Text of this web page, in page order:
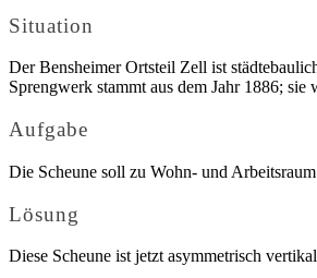
Situation
Der Bensheimer Ortsteil Zell ist
Sprengwerk stammt aus dem Jahr 1886;
Aufgabe
Die Scheune soll zu Wohn- und
Lösung
Diese Scheune ist jetzt asymmetrisch